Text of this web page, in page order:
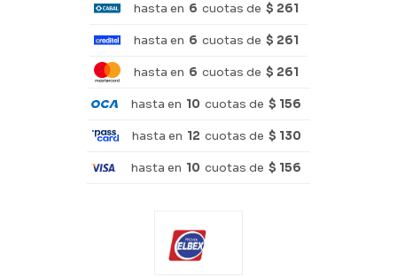
hasta en 6 cuotas de $ 261
hasta en 6 cuotas de $ 261
hasta en 6 cuotas de $ 261
hasta en 10 cuotas de $ 156
hasta en 12 cuotas de $ 130
hasta en 10 cuotas de $ 156